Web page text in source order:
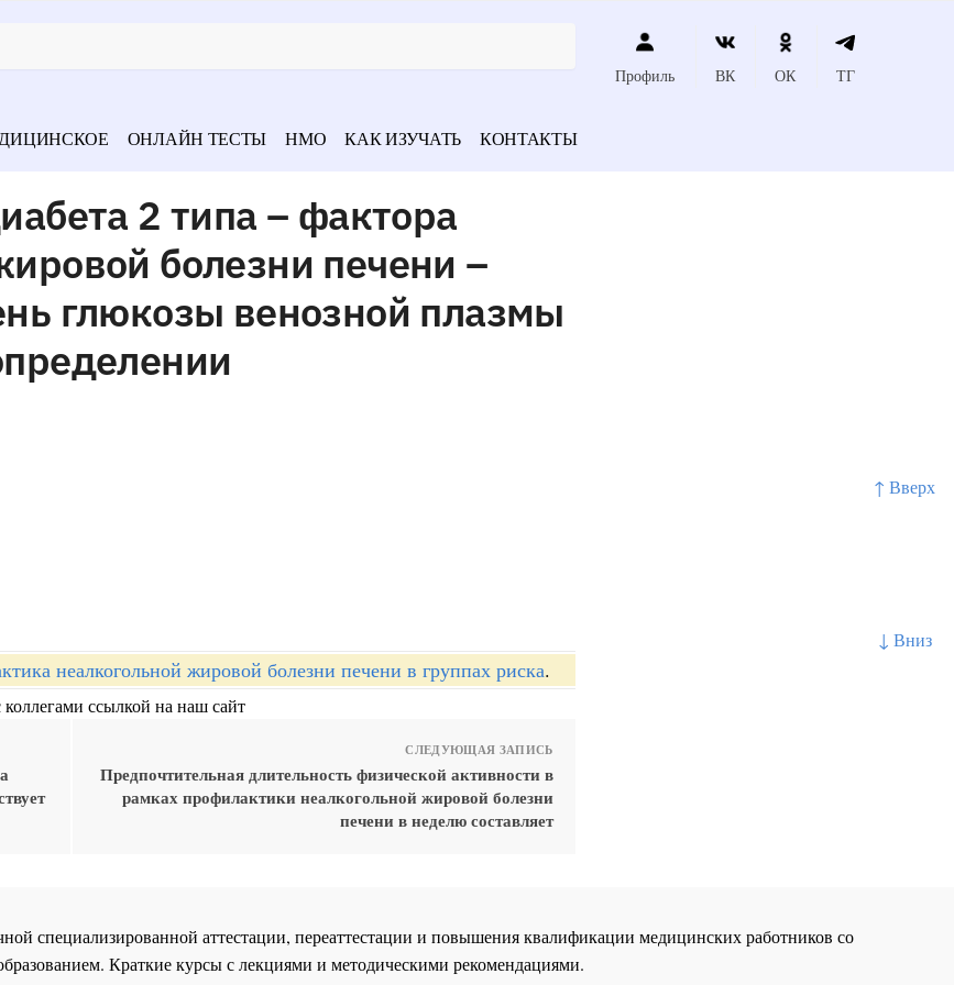
↑ Вверх
↓ Вниз
Профиль ВК ОК ТГ
ОНЛАЙН ТЕСТЫ НМО КАК ИЗУЧАТЬ КОНТАКТЫ
2 типа – фактора
болезни печени –
глюкозы венозной плазмы
неалкогольной жировой болезни печени в группах риска.
коллегами ссылкой на наш сайт
СЛЕДУЮЩАЯ ЗАПИСЬ
Предпочтительная длительность физической активности в
рамках профилактики неалкогольной жировой болезни
печени в неделю составляет
специализированной аттестации, переаттестации и повышения квалификации медицинских работников со
Краткие курсы с лекциями и методическими рекомендациями.